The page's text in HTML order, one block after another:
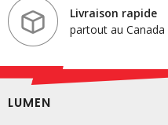
Livraison rapide
partout au Canada
LUMEN